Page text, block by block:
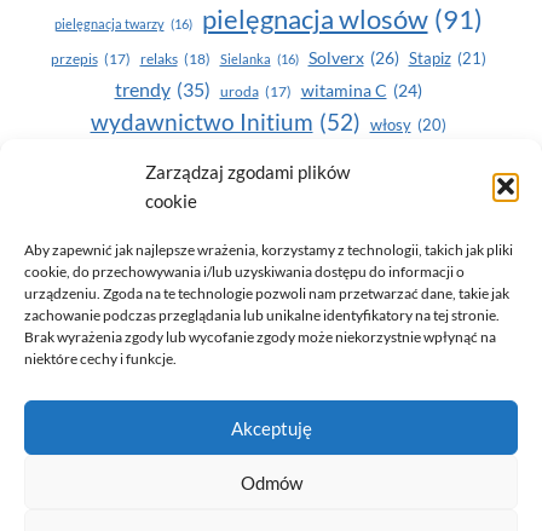
Zarządzaj zgodami plików
cookie
Aby zapewnić jak najlepsze wrażenia, korzystamy z technologii, takich jak pliki
cookie, do przechowywania i/lub uzyskiwania dostępu do informacji o
urządzeniu. Zgoda na te technologie pozwoli nam przetwarzać dane, takie jak
zachowanie podczas przeglądania lub unikalne identyfikatory na tej stronie.
Brak wyrażenia zgody lub wycofanie zgody może niekorzystnie wpłynąć na
niektóre cechy i funkcje.
Akceptuję
Odmów
pielęgnacja twarzy (16) pielęgnacja wlosów (91)
przepis (17) relaks (18) Sielanka (16) Solverx (26) Stapiz (21)
trendy (35) uroda (17) witamina C (24)
wydawnictwo Initium (52) włosy (20)
Yasumi(164) zdrowe zęby
zdrowie
© 2026 Only You - portal dla kobiet (uroda, moda, zdrowie)
opracowanie:AZDOBRESTRONY